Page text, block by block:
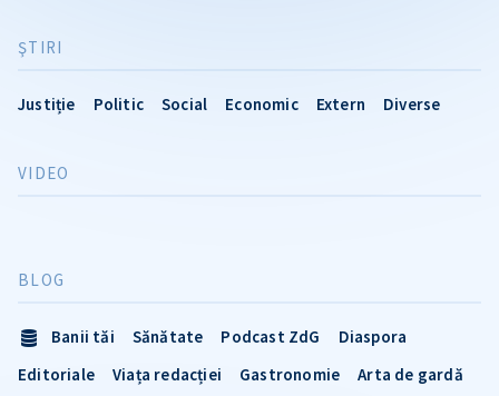
ŞTIRI
Justiție Politic Social Economic Extern Diverse
VIDEO
BLOG
Banii tăi Sănătate Podcast ZdG
Diaspora
Editoriale
Viața redacției Gastronomie
Arta de gardă